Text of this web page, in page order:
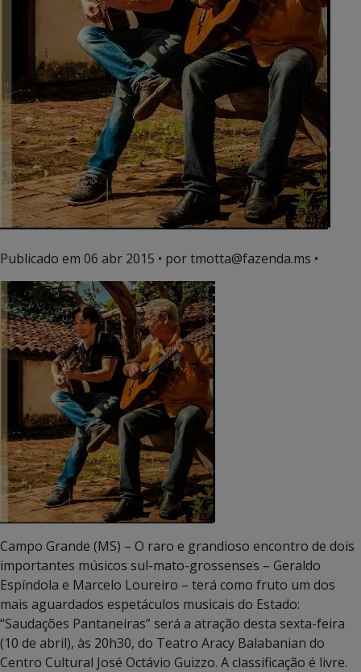
Publicado em 06 abr 2015 • por tmotta@fazenda.ms •
Campo Grande (MS) – O raro e grandioso encontro de dois
importantes músicos sul-mato-grossenses – Geraldo
Espíndola e Marcelo Loureiro – terá como fruto um dos
mais aguardados espetáculos musicais do Estado:
“Saudações Pantaneiras” será a atração desta sexta-feira
(10 de abril), às 20h30, do Teatro Aracy Balabanian do
Centro Cultural José Octávio Guizzo. A classificação é livre.